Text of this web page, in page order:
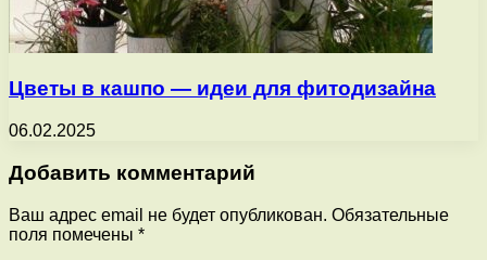
Цветы в кашпо — идеи для фитодизайна
06.02.2025
Добавить комментарий
Ваш адрес email не будет опубликован. Обязательные
поля помечены *